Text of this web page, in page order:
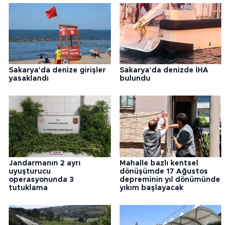
Sakarya'da denize girişler
yasaklandı
Sakarya'da denizde İHA
bulundu
Jandarmanın 2 ayrı
uyuşturucu
operasyonunda 3
tutuklama
Mahalle bazlı kentsel
dönüşümde 17 Ağustos
depreminin yıl dönümünde
yıkım başlayacak